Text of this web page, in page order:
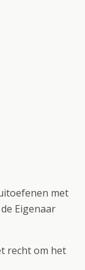
met
Eigenaar
recht om het